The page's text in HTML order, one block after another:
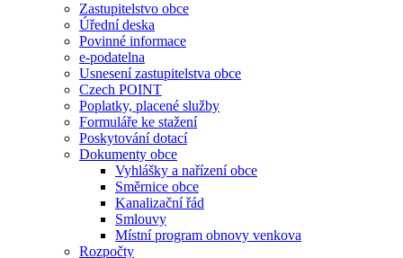
Zastupitelstvo obce
Úřední deska
Povinné informace
e-podatelna
Usnesení zastupitelstva obce
Czech POINT
Poplatky, placené služby
Formuláře ke stažení
Poskytování dotací
Dokumenty obce
Vyhlášky a nařízení obce
Směrnice obce
Kanalizační řád
Smlouvy
Místní program obnovy venkova
Rozpočty